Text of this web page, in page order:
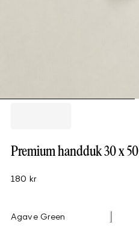
Premium handduk 30 x 50
180 kr
Agave Green